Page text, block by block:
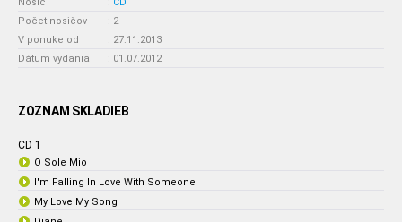
Počet nosičov
: 2
V ponuke od
: 27.11.2013
Dátum vydania
: 01.07.2012
ZOZNAM SKLADIEB
CD 1
O Sole Mio
I'm Falling In Love With Someone
My Love My Song